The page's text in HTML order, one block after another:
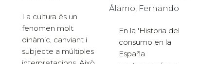
La cultura és un
fenomen molt
dinàmic, canviant i
subjecte a múltiples
Álamo, Fernando
En la 'Historia del
consumo en la
España